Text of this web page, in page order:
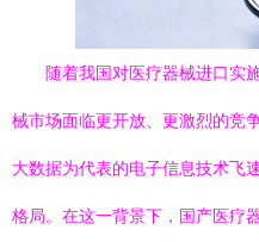
随着我国对医疗器械进口实
械市场面临更开放、更激烈的竞
大数据为代表的电子信息技术飞
格局。在这一背景下，国产医疗